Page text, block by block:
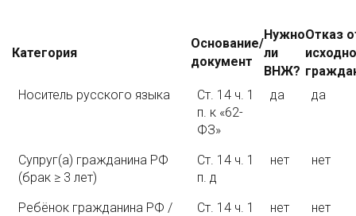
Категория
Основание/
документ
Нужно
ли
ВНЖ?
Отказ
Носитель русского языка
Ст. 14 ч. 1
п. к «62-
ФЗ»
да да
Супруг(а) гражданина РФ
(брак ≥ 3 лет)
Ст. 14 ч. 1
п. д
нет нет
Ребёнок гражданина РФ /
Ст. 14 ч. 1
нет нет